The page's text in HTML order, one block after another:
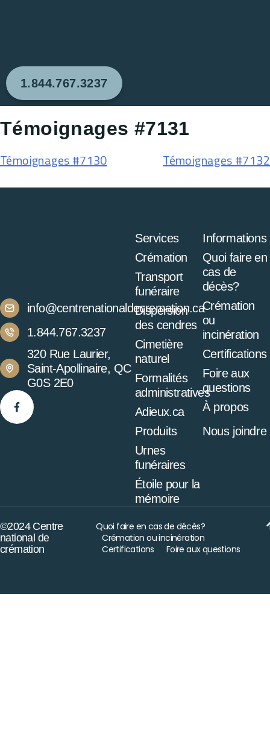
1.844.767.3237
Témoignages #7131
Témoignages #7130 Témoignages #7132
info@centrenationaldecremation.ca
1.844.767.3237
320 Rue Laurier,
Saint-Apollinaire, QC
G0S 2E0
Services
Crémation
Transport
funéraire
Dispersion
des cendres
Cimetière
naturel
Formalités
administratives
Adieux.ca
Produits
Urnes
funéraires
Étoile pour la
mémoire
Informations
Quoi faire en
cas de
décès?
Crémation
ou
incinération
Certifications
Foire aux
questions
À propos
Nous joindre
©2024 Centre
national de
crémation
Quoi faire en cas de décès?
Crémation ou incinération
Certifications
Foire aux questions